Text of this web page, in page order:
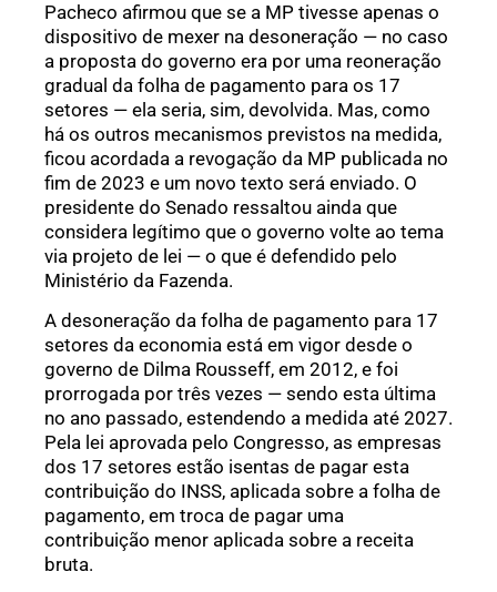
Pacheco afirmou que se a MP tivesse apenas o
dispositivo de mexer na desoneração — no caso
a proposta do governo era por uma reoneração
gradual da folha de pagamento para os 17
setores — ela seria, sim, devolvida. Mas, como
há os outros mecanismos previstos na medida,
ficou acordada a revogação da MP publicada no
fim de 2023 e um novo texto será enviado. O
presidente do Senado ressaltou ainda que
considera legítimo que o governo volte ao tema
via projeto de lei — o que é defendido pelo
Ministério da Fazenda.
A desoneração da folha de pagamento para 17
setores da economia está em vigor desde o
governo de Dilma Rousseff, em 2012, e foi
prorrogada por três vezes — sendo esta última
no ano passado, estendendo a medida até 2027.
Pela lei aprovada pelo Congresso, as empresas
dos 17 setores estão isentas de pagar esta
contribuição do INSS, aplicada sobre a folha de
pagamento, em troca de pagar uma
contribuição menor aplicada sobre a receita
bruta.